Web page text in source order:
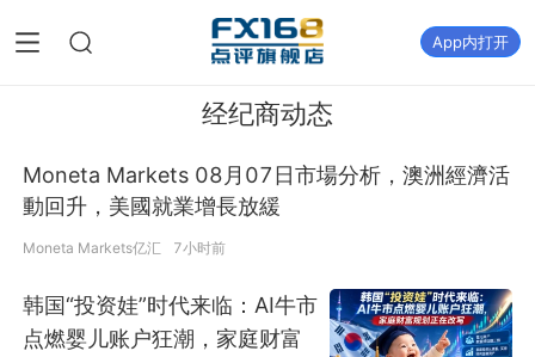
App内打开
经纪商动态
Moneta Markets 08月07日市場分析，澳洲經濟活
動回升，美國就業增長放緩
Moneta Markets亿汇 7小时前
韩国“投资娃”时代来临：AI牛市
点燃婴儿账户狂潮，家庭财富